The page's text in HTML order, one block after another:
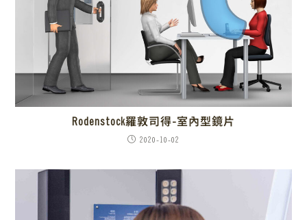
Rodenstock羅敦司得-室內型鏡片
2020-10-02